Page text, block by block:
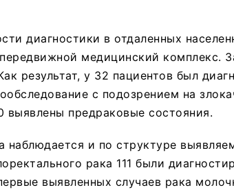
диагностики в отдаленных
медицинский комплекс.
результат, у 32 пациентов был
с подозрением на
выявлены предраковые состояния.
и по структуре
рака 111 были
выявленных случаев рака